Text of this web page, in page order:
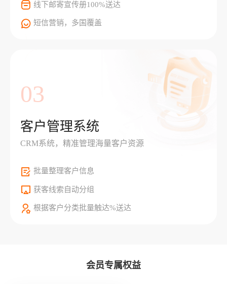
线下邮寄宣传册100%送达
短信营销，多国覆盖
03
客户管理系统
CRM系统，精准管理海量客户资源
批量整理客户信息
获客线索自动分组
根据客户分类批量触达%送达
会员专属权益